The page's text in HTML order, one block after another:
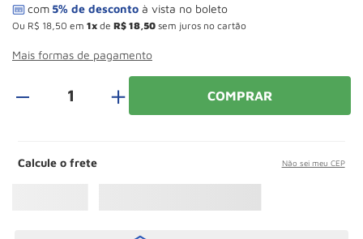
Ou R$ 18 50 em 1 de R$ 18 50 sem juros no cartão
Mais formas de pagamento
＋ COMPRAR
Calcule o frete Não sei meu CEP
8º Talha